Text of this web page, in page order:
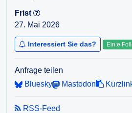
Frist
27. Mai 2026
Interessiert Sie das? Ein:e
Anfrage teilen
Bluesky
Mastodon
RSS-Feed